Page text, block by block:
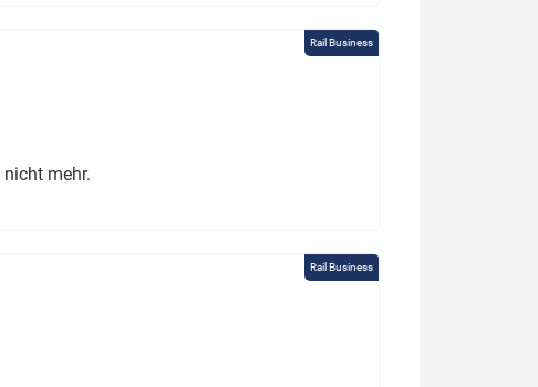
Rail Business
mehr.
Rail Business